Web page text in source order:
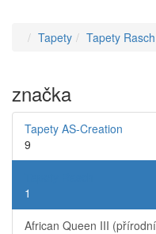
Tapety Tapety Rasch
značka
Tapety AS-Creation
9
1
African Queen III